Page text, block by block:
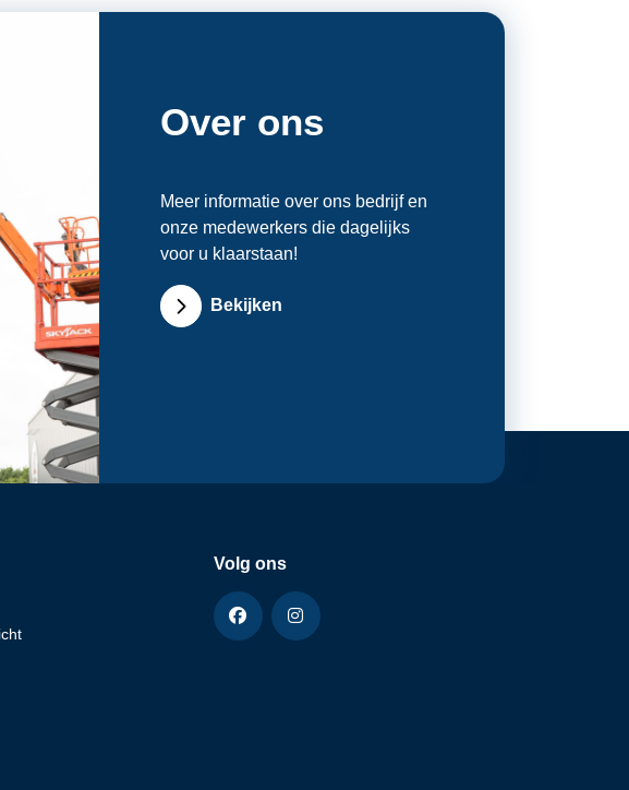
Over ons
Meer informatie over ons bedrijf en
onze medewerkers die dagelijks
voor u klaarstaan!
Bekijken
Volg ons